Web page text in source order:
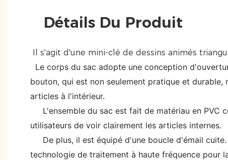
Détails Du Produit
Le corps du sac adopte une conception
bouton, qui est non seulement pratique et durable,
articles à l'intérieur.
L'ensemble du sac est fait de matériau en PVC
utilisateurs de voir clairement les articles internes.
De plus, il est équipé d'une boucle d'émail cuite.
technologie de traitement à haute fréquence pour